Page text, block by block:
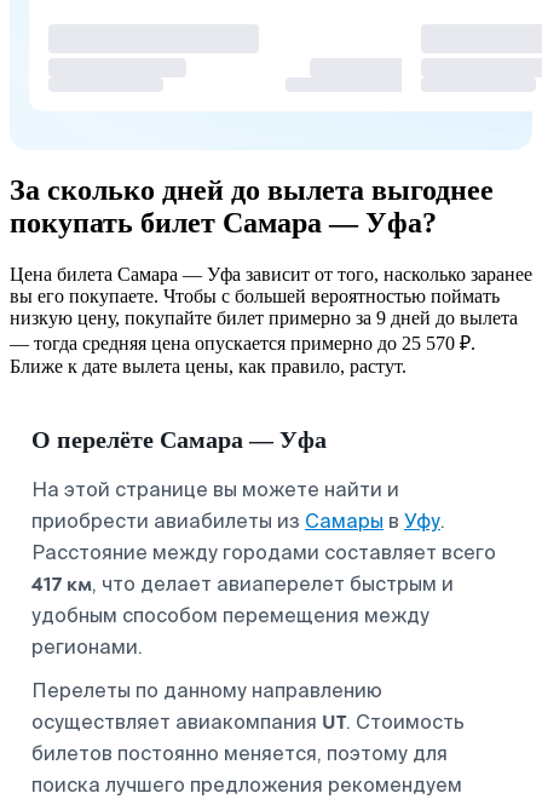
За сколько дней до вылета выгоднее
покупать билет Самара — Уфа?
Цена билета Самара — Уфа зависит от того, насколько заранее
вы его покупаете. Чтобы с большей вероятностью поймать
низкую цену, покупайте билет примерно за 9 дней до вылета
— тогда средняя цена опускается примерно до 25 570 ₽.
Ближе к дате вылета цены, как правило, растут.
О перелёте Самара — Уфа
На этой странице вы можете найти и
приобрести авиабилеты из Самары в Уфу.
Расстояние между городами составляет всего
417 км, что делает авиаперелет быстрым и
удобным способом перемещения между
регионами.
Перелеты по данному направлению
осуществляет авиакомпания UT. Стоимость
билетов постоянно меняется, поэтому для
поиска лучшего предложения рекомендуем